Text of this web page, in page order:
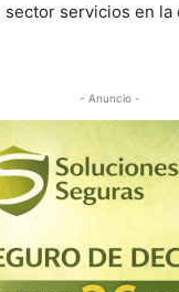
sector servicios en la
- Anuncio -